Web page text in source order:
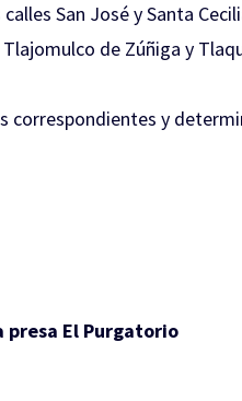
San José y Santa
de Zúñiga y
correspondientes y
presa El Purgatorio